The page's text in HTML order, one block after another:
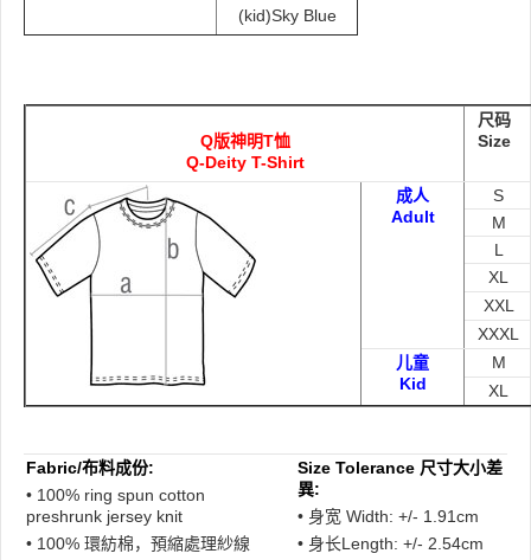
(kid)Sky Blue
Q版神明T恤
Q-Deity T-Shirt
尺码
Size
成人
Adult
S
M
L
XL
XXL
XXXL
儿童
Kid
M
XL
Fabric/布料成份:
• 100% ring spun cotton
preshrunk jersey knit
• 100% 環紡棉，預縮處理紗線
Size Tolerance 尺寸大小差
異:
• 身宽 Width: +/- 1.91cm
• 身长Length: +/- 2.54cm